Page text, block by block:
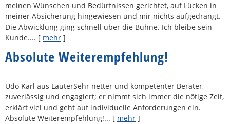
meinen Wünschen und Bedürfnissen gerichtet, auf Lücken in
meiner Absicherung hingewiesen und mir nichts aufgedrängt.
Die Abwicklung ging schnell über die Bühne. Ich bleibe sein
Kunde.... [ mehr ]
Absolute Weiterempfehlung!
Udo Karl aus LauterSehr netter und kompetenter Berater,
zuverlässig und engagiert; er nimmt sich immer die nötige Zeit,
erklärt viel und geht auf individuelle Anforderungen ein.
Absolute Weiterempfehlung!... [ mehr ]